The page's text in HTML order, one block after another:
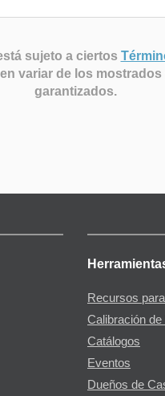
sujeto a ciertos
variar de los
garantizados.
Recursos
Calibración
Catálogos
Eventos
Dueños de